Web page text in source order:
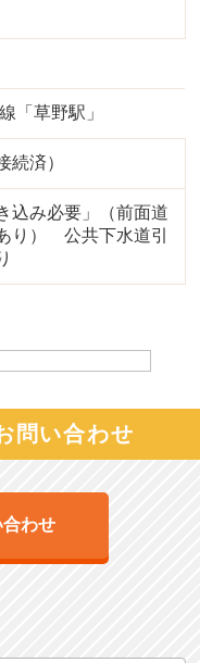
「草野駅」
続済）
込み必要」（前面道
り） 公共下水道引
問い合わせ
わせ